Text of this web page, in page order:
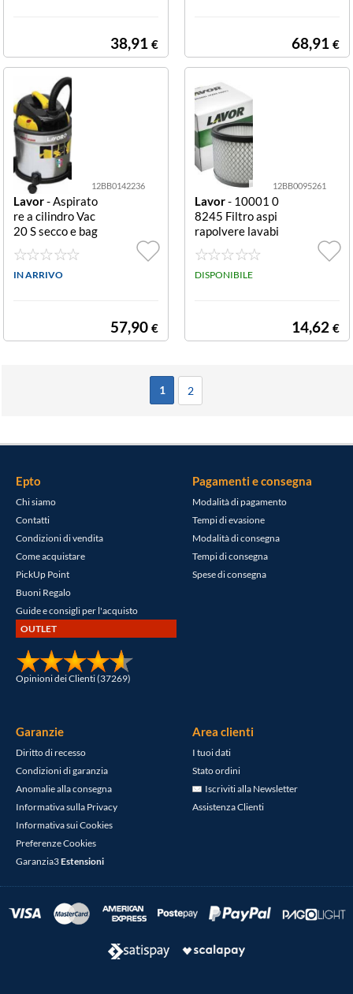
38,91 € 68,91 €
12BB0142236
Lavor- Aspirato
re a cilindro Vac
20 S secco e bag
nato 20L inox V
AC 20 S
IN ARRIVO
57,90 €
12BB0095261
Lavor- 10001 0
8245 Filtro aspi
rapolvere lavabi
le per Ashley La
vabile
DISPONIBILE
14,62 €
1 2
Epto
Chi siamo
Contatti
Condizioni di vendita
Come acquistare
PickUp Point
Buoni Regalo
Guide e consigli per l'acquisto
OUTLET
Opinioni dei Clienti (37269)
Pagamenti e consegna
Modalità di pagamento
Tempi di evasione
Modalità di consegna
Tempi di consegna
Spese di consegna
Garanzie
Diritto di recesso
Condizioni di garanzia
Anomalie alla consegna
Informativa sulla Privacy
Informativa sui Cookies
Preferenze Cookies
Garanzia3Estensioni
Area clienti
I tuoi dati
Stato ordini
Iscriviti alla Newsletter
Assistenza Clienti